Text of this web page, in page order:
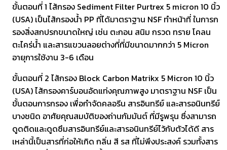
ขั้นตอนที่ 1 ไส้กรอง Sediment Filter Purtrex 5 micron 10 นิ้ว
(USA) เป็นไส้กรองน้ำ PP ที่ได้มาตราฐาน NSF ทำหน้าที่ ในการก
รองสิ่งสกปรกขนาดใหญ่ เช่น ตะกอน สนิม กรวด ทราย โคลน
ตะไคร่น้ำ และสารแขวนลอยต่างที่ที่มีขนาดมากกว่า 5 Micron
อายุการใช้งาน 3-6 เดือน
ขั้นตอนที่ 2 ไส้กรอง Block Carbon Matrikx 5 Micron 10 นิ้ว
(USA) ไส้กรองคาร์บอนอัดแท่งคุณภาพสูง มาตราฐาน NSF เป็น
ขั้นตอนการกรอง เพื่อกำจัดคลอรีน สารอินทรีย์ และสารอนินทรีย์
บางชนิด อาศัยคุณสมบัติของถ่านกัมมันต์ ที่มีรูพรุน ซึ่งสามารถ
ดูดติดและดูดซึมสารอินทรีย์และสารอนินทรีย์ไว้กับตัวได้ดี สาร
เหล่านี้เป็นสารที่ก่อให้เกิด กลิ่น สี รส ที่ไม่พึงประสงค์ รวมทั้งสาร